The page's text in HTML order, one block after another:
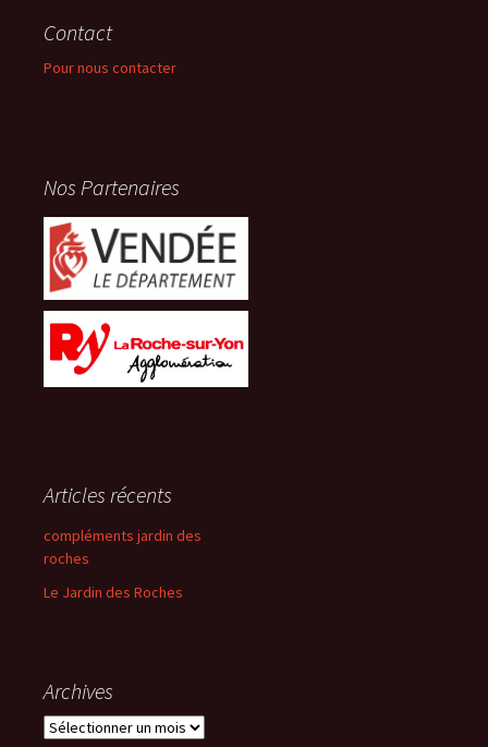
Contact
Pour nous contacter
Nos Partenaires
Articles récents
compléments jardin des
roches
Le Jardin des Roches
Archives
Archives